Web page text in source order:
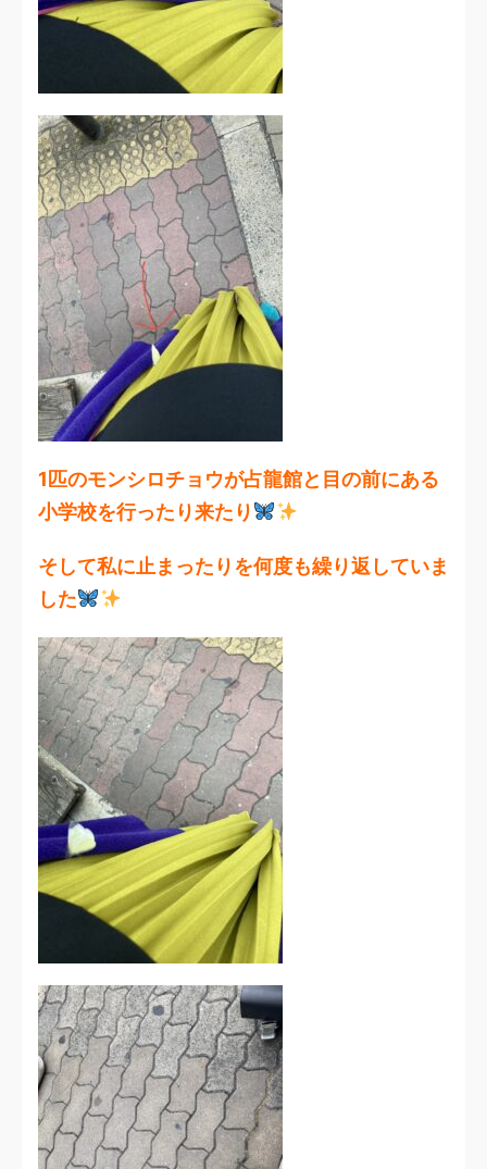
1匹のモンシロチョウが占龍館と目の前にある
小学校を行ったり来たり
そして私に止まったりを何度も繰り返していま
した